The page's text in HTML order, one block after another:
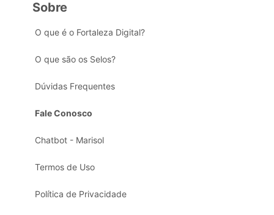
Sobre
O que é o Fortaleza Digital?
O que são os Selos?
Dúvidas Frequentes
Fale Conosco
Chatbot - Marisol
Termos de Uso
Política de Privacidade